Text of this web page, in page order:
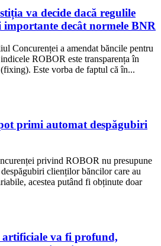
va decide dacă regulile
importante decât normele BNR
Concurenței a amendat băncile pentru
ROBOR este transparența în
Este vorba de faptul că în...
primi automat despăgubiri
privind ROBOR nu presupune
clienților băncilor care au
acestea putând fi obținute doar
va fi profund,